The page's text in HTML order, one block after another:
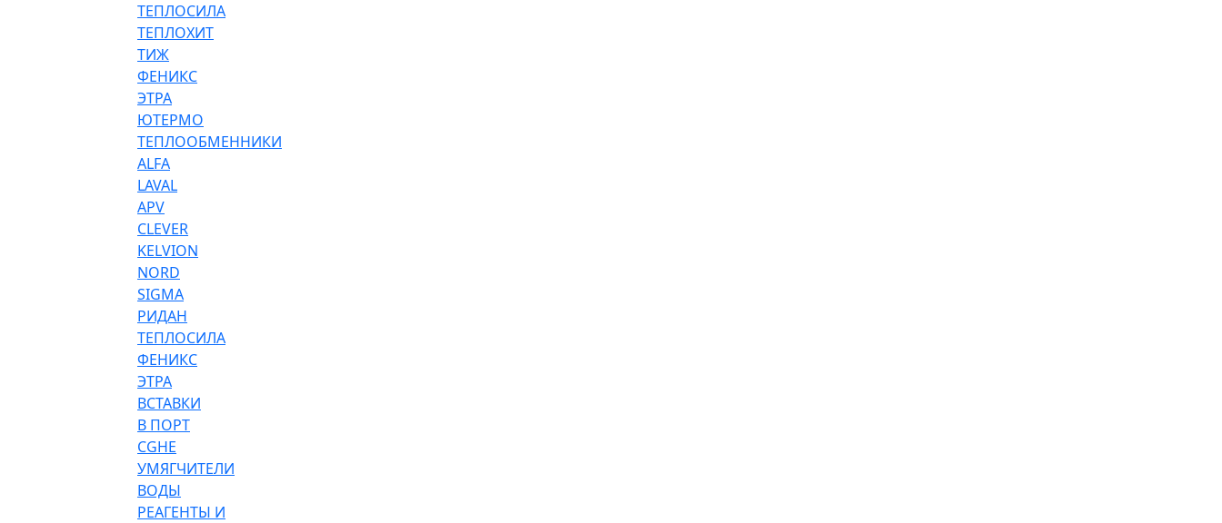
ТЕПЛОСИЛА
ТЕПЛОХИТ
ТИЖ
ФЕНИКС
ЭТРА
ЮТЕРМО
ТЕПЛООБМЕННИКИ
ALFA
LAVAL
APV
CLEVER
KELVION
NORD
SIGMA
РИДАН
ТЕПЛОСИЛА
ФЕНИКС
ЭТРА
ВСТАВКИ
В ПОРТ
CGHE
УМЯГЧИТЕЛИ
ВОДЫ
РЕАГЕНТЫ И